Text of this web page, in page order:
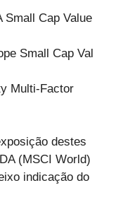
Small Cap Value
Small Cap Val
Multi-Factor
destes
(MSCI World)
indicação do